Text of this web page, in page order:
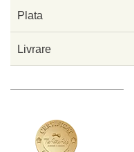
Plata
Livrare